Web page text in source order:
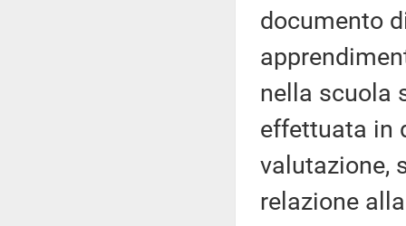
documento
nella scuola
effettuata in
valutazione,
relazione